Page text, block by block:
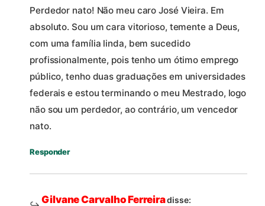
Perdedor nato! Não meu caro José Vieira. Em
absoluto. Sou um cara vitorioso, temente a Deus,
com uma família linda, bem sucedido
profissionalmente, pois tenho um ótimo emprego
público, tenho duas graduações em universidades
federais e estou terminando o meu Mestrado, logo
não sou um perdedor, ao contrário, um vencedor
nato.
Responder
Gilvane Carvalho Ferreiradisse: